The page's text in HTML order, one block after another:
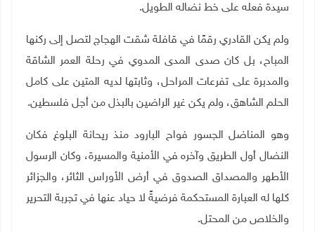
سيدة فعله على خط نضاله الطويل.
ولم يكن القادري رقمًا في قافلة شقت الهجاج لتصل إلى ركنها
المباح، بل كان صدى المدى المدوي في رحلة العمر الشاقة
والمدبرة على تفرعات المراحل، وثابتها لديه المتين على كامل
الحلم الشاهق، ولم يكن غير الراضين بالبذل من أجل فلسطين.
وهو المناضل الجسور فواح البارود منذ ريحانة البلوغ فكان
النضال أول الطريق وآخره في الأمنية والمسيرة، وكان الرسول
الأطهر والمصداق الصدوق في أرض الأوراس الثائر، والجزائر
كلها له العبارة المستحكمة فرضيةً لا حياد عنها في تجربة التحرير
والخلاص من المحتل.